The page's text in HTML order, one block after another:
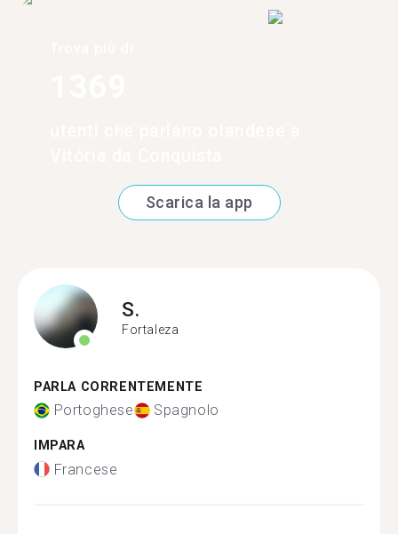
Scarica la app
S.
Fortaleza
PARLA CORRENTEMENTE
Portoghese Spagnolo
IMPARA
Francese